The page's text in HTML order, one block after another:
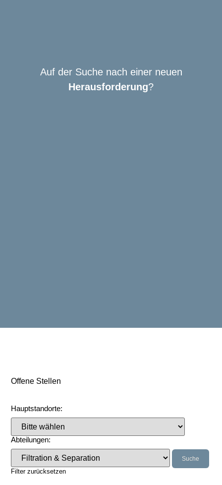
Auf der Suche nach einer neuen
Herausforderung?
Offene Stellen
Hauptstandorte:
Abteilungen:
Suche
Filter zurücksetzen